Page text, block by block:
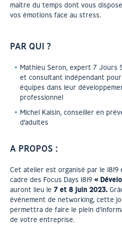
maître du temps dont vous
vos émotions face au stress.
PAR QUI ?
Mathieu Seron, expert 7 Jours
et consultant indépendant
équipes dans leur
professionnel
Michel Kaisin, conseiller en
d’adultes
A PROPOS :
Cet atelier est organisé par le
cadre des Focus Days 1819 «
auront lieu le 7 et 8 juin 2023.
événement de networking, cette
permettra de faire le plein
de votre entreprise.